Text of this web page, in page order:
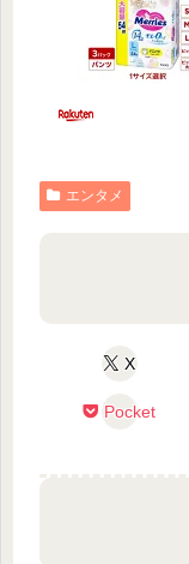
エンタメ
X
Pocket